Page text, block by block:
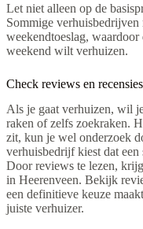
Let niet alleen op de
Sommige
weekendtoeslag,
weekend wilt verhuizen.
Check reviews en
Als je gaat verhuizen, wil
raken of zelfs zoekraken.
zit, kun je wel onderzoek
verhuisbedrijf kiest dat een
Door reviews te lezen,
in Heerenveen. Bekijk
een definitieve keuze
juiste verhuizer.